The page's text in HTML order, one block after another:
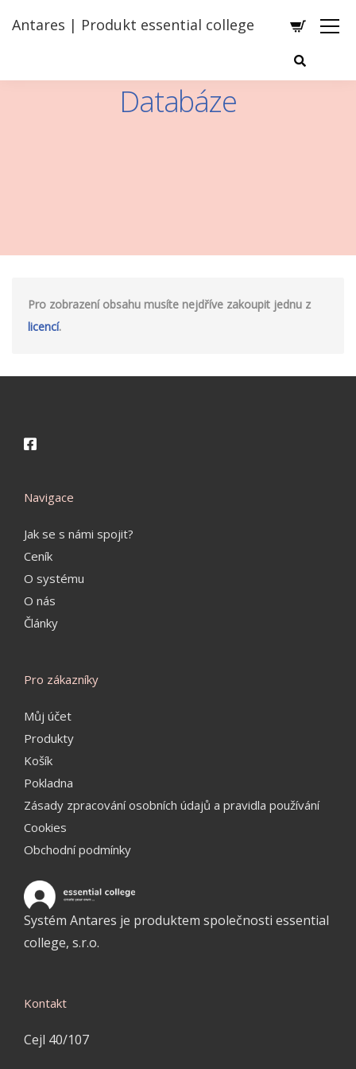
Antares | Produkt essential college
Databáze
Pro zobrazení obsahu musíte nejdříve zakoupit jednu z
licencí.
Navigace
Jak se s námi spojit?
Ceník
O systému
O nás
Články
Pro zákazníky
Můj účet
Produkty
Košík
Pokladna
Zásady zpracování osobních údajů a pravidla používání
Cookies
Obchodní podmínky
Systém Antares je produktem společnosti essential
college, s.r.o.
Kontakt
Cejl 40/107